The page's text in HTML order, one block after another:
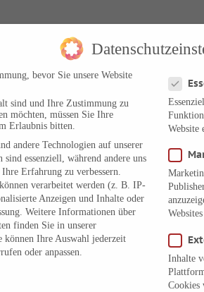
bevor Sie unsere Website
sind und Ihre Zustimmung zu
möchten, müssen Sie Ihre
Erlaubnis bitten.
andere Technologien auf unserer
essenziell, während andere uns
Erfahrung zu verbessern.
verarbeitet werden (z. B. IP-
Anzeigen und Inhalte oder
Weitere Informationen über
finden Sie in unserer
können Ihre Auswahl jederzeit
oder anpassen.
Website
Inhalte
Cookies